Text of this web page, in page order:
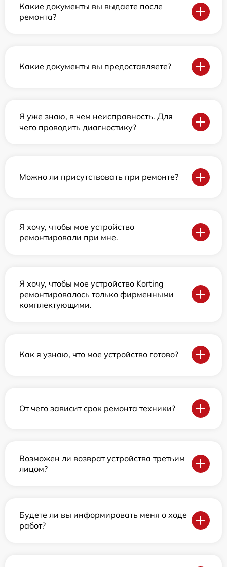
Какие документы вы выдаете после
ремонта?
Какие документы вы предоставляете?
Я уже знаю, в чем неисправность. Для
чего проводить диагностику?
Можно ли присутствовать при ремонте?
Я хочу, чтобы мое устройство
ремонтировали при мне.
Я хочу, чтобы мое устройство Korting
ремонтировалось только фирменными
комплектующими.
Как я узнаю, что мое устройство готово?
От чего зависит срок ремонта техники?
Возможен ли возврат устройства третьим
лицом?
Будете ли вы информировать меня о ходе
работ?